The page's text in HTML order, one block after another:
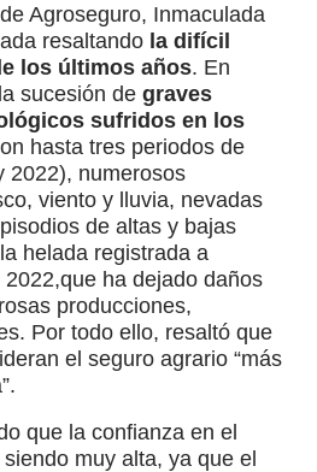
Agroseguro, Inmaculada
resaltando la difícil
los últimos años. En
sucesión de graves
sufridos en los
hasta tres periodos de
2022), numerosos
viento y lluvia, nevadas
de altas y bajas
helada registrada a
ha dejado daños
producciones,
Por todo ello, resaltó que
el seguro agrario “más
que la confianza en el
muy alta, ya que el